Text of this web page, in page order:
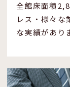
全館床面積
レス・様々な
な実績があり